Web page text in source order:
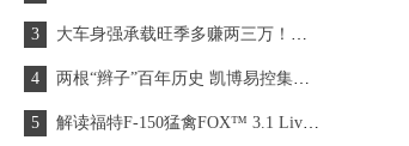
大车身强承载旺季多赚两三万！能省会赚大将军F9致富之选
两根“辫子”百年历史 凯博易控集电架助力无轨电车重焕生机
解读福特F-150猛禽FOX™ 3.1 Live Valve™内旁路减震器